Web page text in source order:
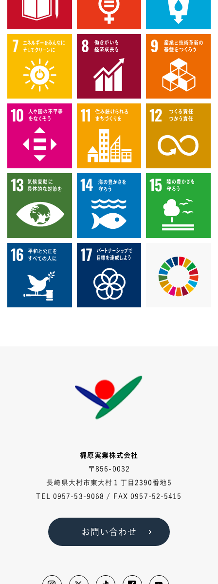
梶原実業株式会社
〒856-0032
長崎県大村市東大村１丁目2390番地5
TEL 0957-53-9068 / FAX 0957-52-5415
お問い合わせ